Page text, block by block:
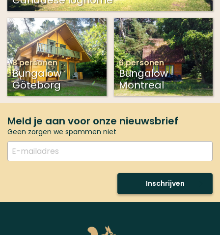
8 personen
Bungalow
Göteborg
6 personen
Bungalow
Montreal
Meld je aan voor onze nieuwsbrief
Geen zorgen we spammen niet
Inschrijven